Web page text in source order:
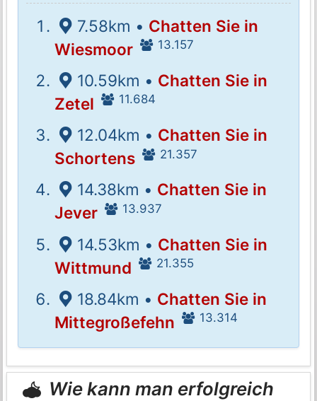
7.58km • Chatten Sie in
Wiesmoor
13.157
10.59km • Chatten Sie in
Zetel
11.684
12.04km • Chatten Sie in
Schortens
21.357
14.38km • Chatten Sie in
Jever
13.937
14.53km • Chatten Sie in
Wittmund
21.355
18.84km • Chatten Sie in
Mittegroßefehn
13.314
Wie kann man erfolgreich